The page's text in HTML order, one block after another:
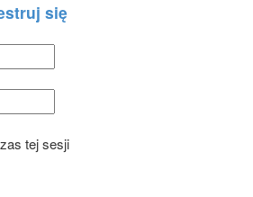
się
tej sesji